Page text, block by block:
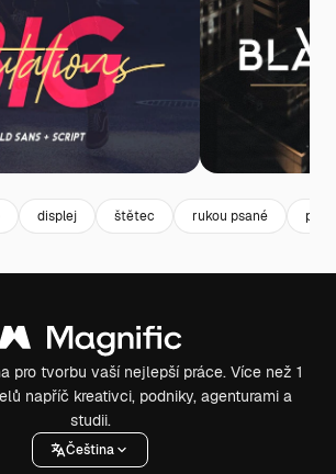
displej štětec rukou psané
pro tvorbu vaší nejlepší práce. Více než 1
napříč kreativci, podniky, agenturami a
studii.
Čeština